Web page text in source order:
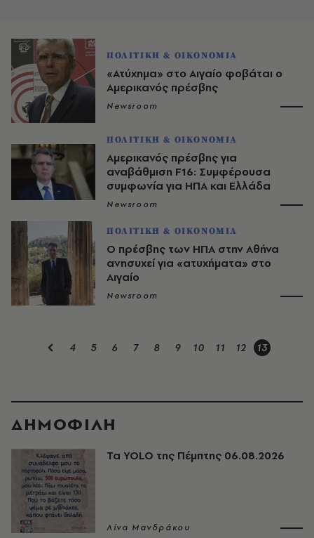
ΠΟΛΙΤΙΚΗ & ΟΙΚΟΝΟΜΙΑ
«Ατύχημα» στο Αιγαίο φοβάται ο
Αμερικανός πρέσβης
Newsroom
ΠΟΛΙΤΙΚΗ & ΟΙΚΟΝΟΜΙΑ
Αμερικανός πρέσβης για
αναβάθμιση F16: Συμφέρουσα
συμφωνία για ΗΠΑ και Ελλάδα
Newsroom
ΠΟΛΙΤΙΚΗ & ΟΙΚΟΝΟΜΙΑ
Ο πρέσβης των ΗΠΑ στην Αθήνα
ανησυχεί για «ατυχήματα» στο
Αιγαίο
Newsroom
4 5 6 7 8 9 10 11 12 13
ΔΗΜΟΦΙΛΗ
Τα YOLO της Πέμπτης 06.08.2026
Λίνα Μανδράκου